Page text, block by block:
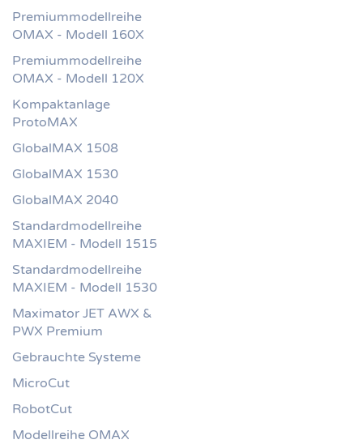
Premiummodellreihe
OMAX - Modell 160X
Premiummodellreihe
OMAX - Modell 120X
Kompaktanlage
ProtoMAX
GlobalMAX 1508
GlobalMAX 1530
GlobalMAX 2040
Standardmodellreihe
MAXIEM - Modell 1515
Standardmodellreihe
MAXIEM - Modell 1530
Maximator JET AWX &
PWX Premium
Gebrauchte Systeme
MicroCut
RobotCut
Modellreihe OMAX